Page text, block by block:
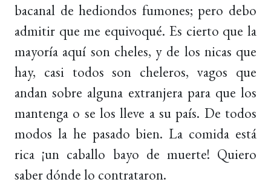
bacanal de hediondos fumones; pero debo
admitir que me equivoqué. Es cierto que la
mayoría aquí son cheles, y de los nicas que
hay, casi todos son cheleros, vagos que
andan sobre alguna extranjera para que los
mantenga o se los lleve a su país. De todos
modos la he pasado bien. La comida está
rica ¡un caballo bayo de muerte! Quiero
saber dónde lo contrataron.